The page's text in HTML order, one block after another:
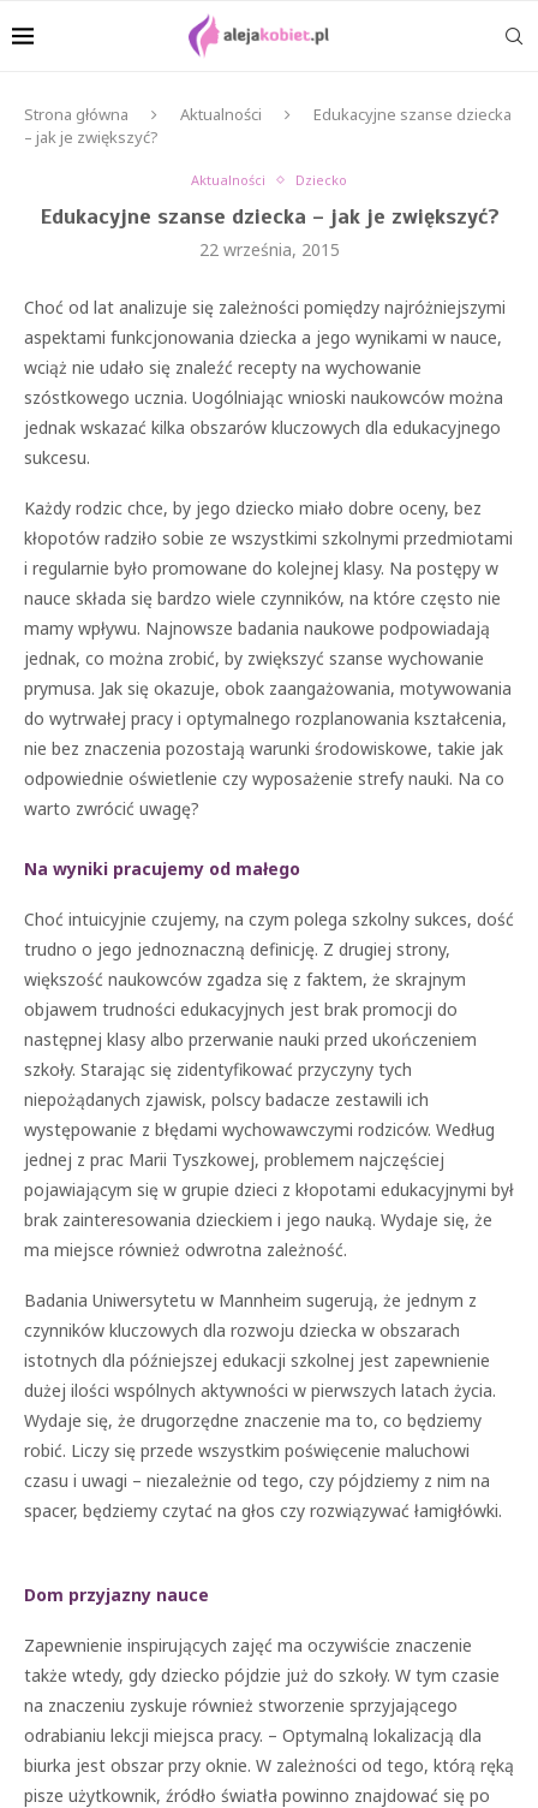
Strona główna Aktualności
Edukacyjne szanse dziecka
– jak je zwiększyć?
Aktualności Dziecko
Edukacyjne szanse dziecka – jak je zwiększyć?
22 września, 2015
Choć od lat analizuje się zależności pomiędzy najróżniejszymi
aspektami funkcjonowania dziecka a jego wynikami w nauce,
wciąż nie udało się znaleźć recepty na wychowanie
szóstkowego ucznia. Uogólniając wnioski naukowców można
jednak wskazać kilka obszarów kluczowych dla edukacyjnego
sukcesu.
Każdy rodzic chce, by jego dziecko miało dobre oceny, bez
kłopotów radziło sobie ze wszystkimi szkolnymi przedmiotami
i regularnie było promowane do kolejnej klasy. Na postępy w
nauce składa się bardzo wiele czynników, na które często nie
mamy wpływu. Najnowsze badania naukowe podpowiadają
jednak, co można zrobić, by zwiększyć szanse wychowanie
prymusa. Jak się okazuje, obok zaangażowania, motywowania
do wytrwałej pracy i optymalnego rozplanowania kształcenia,
nie bez znaczenia pozostają warunki środowiskowe, takie jak
odpowiednie oświetlenie czy wyposażenie strefy nauki. Na co
warto zwrócić uwagę?
Na wyniki pracujemy od małego
Choć intuicyjnie czujemy, na czym polega szkolny sukces, dość
trudno o jego jednoznaczną definicję. Z drugiej strony,
większość naukowców zgadza się z faktem, że skrajnym
objawem trudności edukacyjnych jest brak promocji do
następnej klasy albo przerwanie nauki przed ukończeniem
szkoły. Starając się zidentyfikować przyczyny tych
niepożądanych zjawisk, polscy badacze zestawili ich
występowanie z błędami wychowawczymi rodziców. Według
jednej z prac Marii Tyszkowej, problemem najczęściej
pojawiającym się w grupie dzieci z kłopotami edukacyjnymi był
brak zainteresowania dzieckiem i jego nauką. Wydaje się, że
ma miejsce również odwrotna zależność.
Badania Uniwersytetu w Mannheim sugerują, że jednym z
czynników kluczowych dla rozwoju dziecka w obszarach
istotnych dla późniejszej edukacji szkolnej jest zapewnienie
dużej ilości wspólnych aktywności w pierwszych latach życia.
Wydaje się, że drugorzędne znaczenie ma to, co będziemy
robić. Liczy się przede wszystkim poświęcenie maluchowi
czasu i uwagi – niezależnie od tego, czy pójdziemy z nim na
spacer, będziemy czytać na głos czy rozwiązywać łamigłówki.
Dom przyjazny nauce
Zapewnienie inspirujących zajęć ma oczywiście znaczenie
także wtedy, gdy dziecko pójdzie już do szkoły. W tym czasie
na znaczeniu zyskuje również stworzenie sprzyjającego
odrabianiu lekcji miejsca pracy. – Optymalną lokalizacją dla
biurka jest obszar przy oknie. W zależności od tego, którą ręką
pisze użytkownik, źródło światła powinno znajdować się po